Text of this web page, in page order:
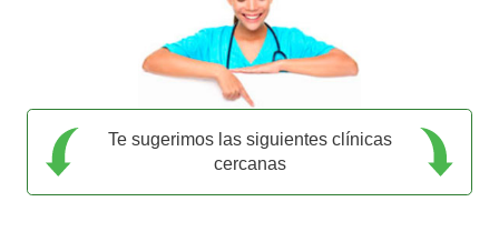
Te sugerimos las siguientes clínicas
cercanas